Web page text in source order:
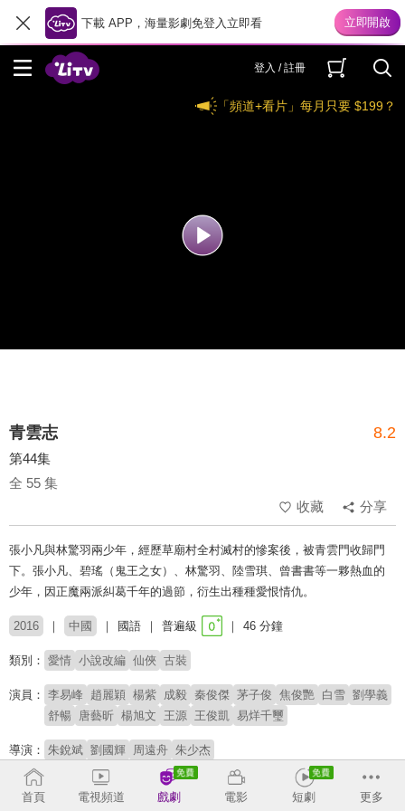
下載 APP，海量影劇免登入立即看
登入 / 註冊
「頻道+看片」每月只要 $199？
青雲志 8.2
第44集
全 55 集
收藏
分享
張小凡與林驚羽兩少年，經歷草廟村全村滅村的慘案後，被青雲門收歸門
下。張小凡、碧瑤（鬼王之女）、林驚羽、陸雪琪、曾書書等一夥熱血的
少年，因正魔兩派糾葛千年的過節，衍生出種種愛恨情仇。
2016 中國 國語 普遍級 46 分鐘
類別： 愛情 小說改編 仙俠 古裝
演員： 李易峰 趙麗穎 楊紫 成毅 秦俊傑 茅子俊 焦俊艷 白雪 劉學義
舒暢
唐藝昕 楊旭文 王源 王俊凱 易烊千璽
導演： 朱銳斌 劉國輝 周遠舟 朱少杰
原著：
蕭鼎《誅仙》
首頁
電視頻道 戲劇 電影 短劇 更多